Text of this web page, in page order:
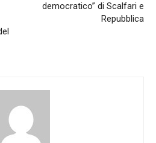
democratico” di Scalfari e
Repubblica